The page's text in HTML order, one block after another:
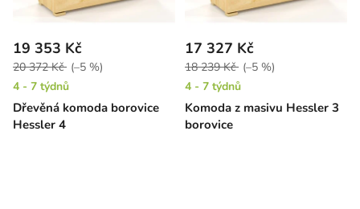
Dřevěná komoda borovice
Hessler 4
19 353 Kč
20 372 Kč (–5 %)
4 - 7 týdnů
Komoda z masivu Hessler 3
borovice
17 327 Kč
18 239 Kč (–5 %)
4 - 7 týdnů